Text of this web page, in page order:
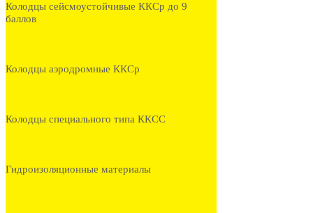
Колодцы сейсмоустойчивые ККСр до 9
баллов
Колодцы аэродромные ККСр
Колодцы специального типа ККСС
Гидроизоляционные материалы